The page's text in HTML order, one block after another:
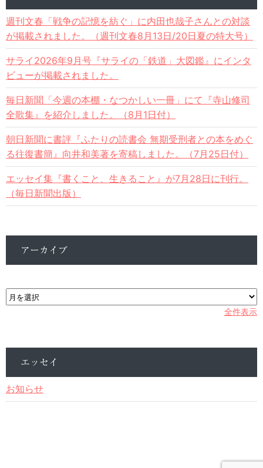
週刊文春「戦争の記憶を紡ぐ」に内田也哉子さんとの対談
が掲載されました。（週刊文春8月13日/20日夏の特大号）
サライ2026年9月号『サライの「鉄道」大図鑑』にインタ
ビューが掲載されました。
毎日新聞「今週の本棚・なつかしい一冊」にて『寺山修司
全歌集』を紹介しました。（8月1日付）
朝日新聞に書評『ふたりの読書会 無期受刑者との本をめぐ
る往復書簡』向井和美著を寄稿しました。（7月25日付）
エッセイ集『書くこと、生きること』が7月28日に刊行。
（毎日新聞出版）
アーカイブ
ー
カ
全件表示
エッセイ
お知らせ